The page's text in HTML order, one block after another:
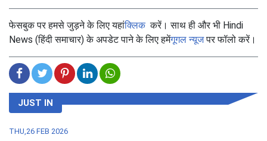
फेसबुक पर हमसे जुड़ने के लिए यहांक्लिककरें। साथ ही और भी Hindi
News (हिंदी समाचार) के अपडेट पाने के लिए हमेंगूगल न्यूजपर फॉलो करें।
JUST IN
THU,26 FEB 2026